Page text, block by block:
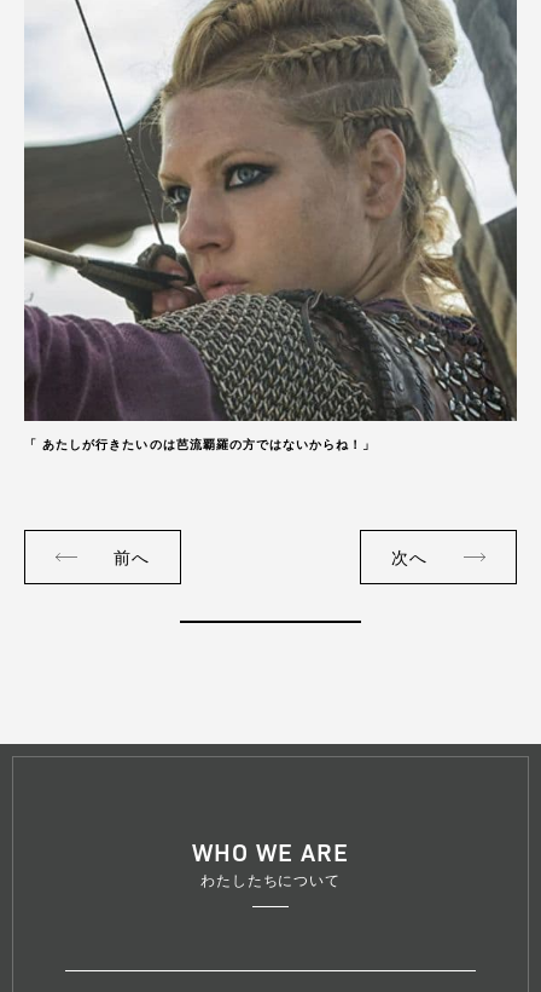
「 あたしが行きたいのは芭流覇羅の方ではないからね！」
前へ 次へ
WHO WE ARE
わたしたちについて